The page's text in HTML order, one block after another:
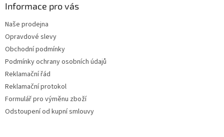
Informace pro vás
Naše prodejna
Opravdové slevy
Obchodní podmínky
Podmínky ochrany osobních údajů
Reklamační řád
Reklamační protokol
Formulář pro výměnu zboží
Odstoupení od kupní smlouvy